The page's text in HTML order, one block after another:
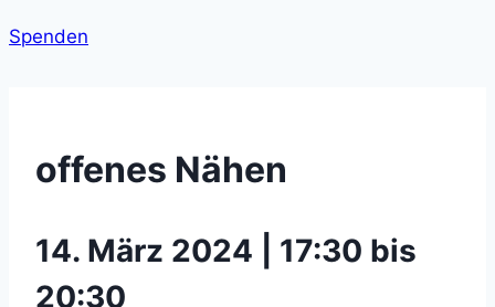
Spenden
offenes Nähen
14. März 2024 | 17:30 bis
20:30